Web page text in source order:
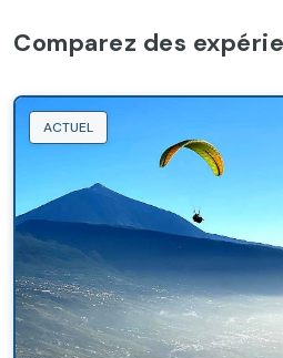
Comparez des
ACTUEL